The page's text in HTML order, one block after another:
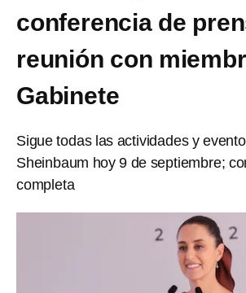
conferencia de
reunión con
Gabinete
Sigue todas las actividades y
Sheinbaum hoy 9 de septiembre;
completa